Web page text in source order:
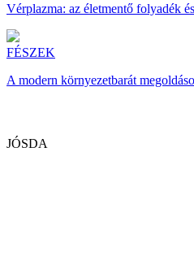
Vérplazma: az életmentő folyadék
FÉSZEK
A modern környezetbarát
JÓSDA